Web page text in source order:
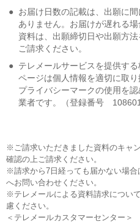
● お届け日数の記載は、出願に
ありません。お届けが遅れる
資料は、出願締切日や出願方
ご請求ください。
● テレメールサービスを提供す
ページは個人情報を適切に取
プライバシーマークの使用を
業者です。（登録番号
※ご請求いただきました資料のキャ
確認の上ご請求ください。
※請求から7日経っても届かない場
へお問い合わせください。
※テレメールによる資料請求につい
慮ください。
＜テレメールカスタマーセンター